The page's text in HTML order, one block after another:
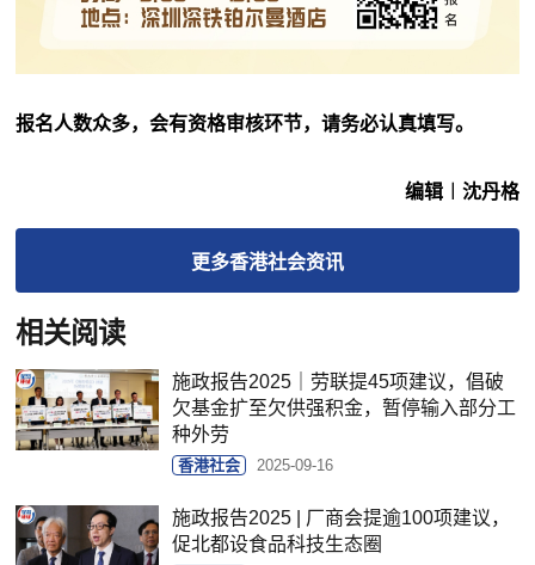
报名人数众多，会有资格审核环节，请务必认真填写。
编辑︱沈丹格
更多香港社会资讯
相关阅读
施政报告2025｜劳联提45项建议，倡破
欠基金扩至欠供强积金，暂停输入部分工
种外劳
香港社会 2025-09-16
施政报告2025 | 厂商会提逾100项建议，
促北都设食品科技生态圈